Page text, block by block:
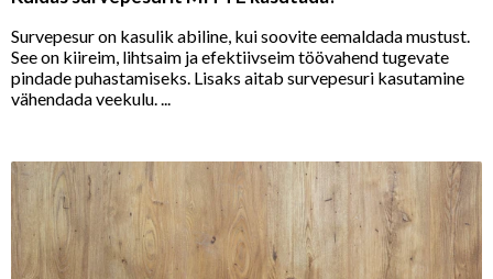
Survepesur on kasulik abiline, kui soovite eemaldada mustust.
See on kiireim, lihtsaim ja efektiivseim töövahend tugevate
pindade puhastamiseks. Lisaks aitab survepesuri kasutamine
vähendada veekulu. ...